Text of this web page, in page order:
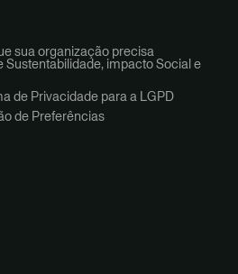
sua organização precisa
impacto Social e
de Privacidade para a LGPD
de Preferências